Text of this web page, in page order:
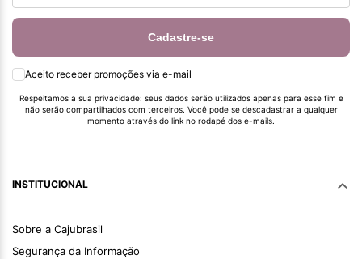
Cadastre-se
Aceito receber promoções via e-mail
Respeitamos a sua privacidade: seus dados serão utilizados apenas para esse fim e
não serão compartilhados com terceiros. Você pode se descadastrar a qualquer
momento através do link no rodapé dos e-mails.
INSTITUCIONAL
Sobre a Cajubrasil
Segurança da Informação